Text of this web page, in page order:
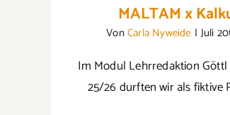
MALTAM x
Von Carla Nyweide | Juli
Im Modul Lehrredaktion
25/26 durften wir als fiktive